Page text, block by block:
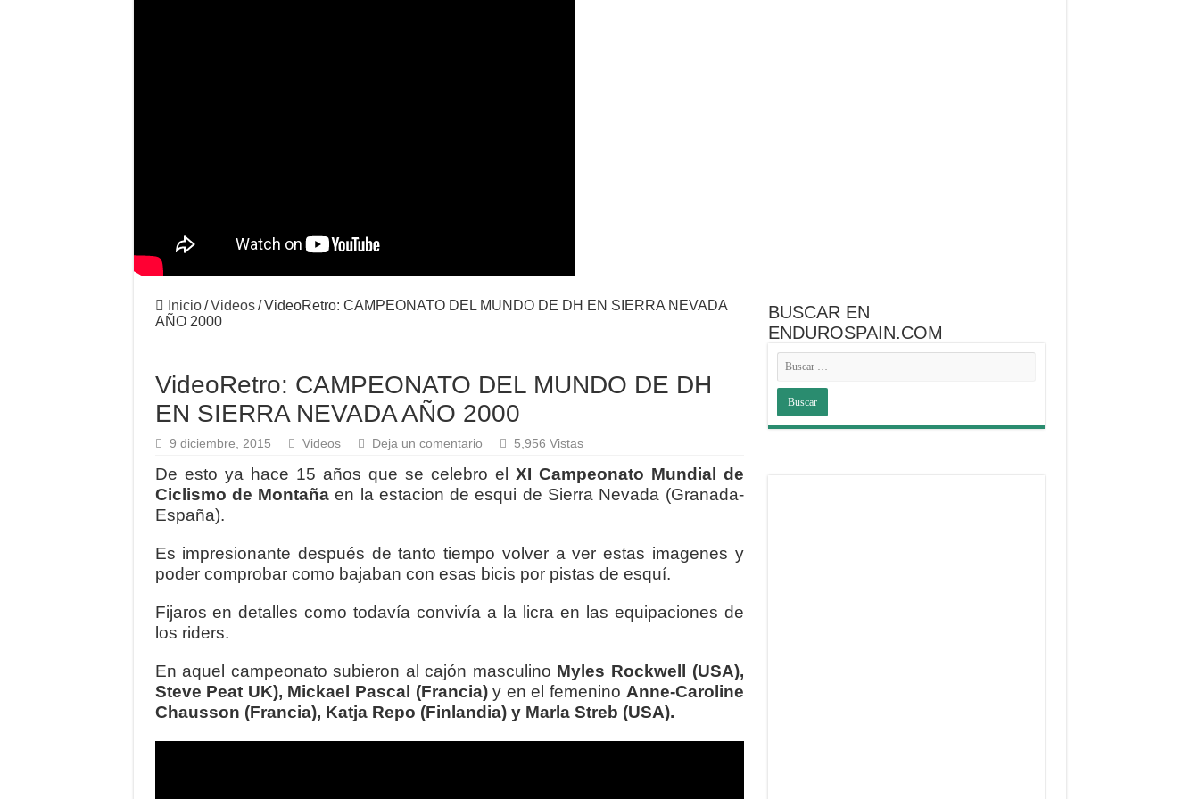
Inicio / Videos / VideoRetro: CAMPEONATO DEL MUNDO DE DH EN SIERRA NEVADA
AÑO 2000
VideoRetro: CAMPEONATO DEL MUNDO DE DH
EN SIERRA NEVADA AÑO 2000
9 diciembre, 2015 Videos Deja un comentario 5,956 Vistas
De esto ya hace 15 años que se celebro el XI Campeonato Mundial de
Ciclismo de Montaña en la estacion de esqui de Sierra Nevada (Granada-
España).
Es impresionante después de tanto tiempo volver a ver estas imagenes y
poder comprobar como bajaban con esas bicis por pistas de esquí.
Fijaros en detalles como todavía convivía a la licra en las equipaciones de
los riders.
En aquel campeonato subieron al cajón masculino Myles Rockwell (USA),
Steve Peat UK), Mickael Pascal (Francia)y en el femenino Anne-Caroline
Chausson (Francia), Katja Repo (Finlandia) y Marla Streb (USA).
BUSCAR EN
ENDUROSPAIN.COM